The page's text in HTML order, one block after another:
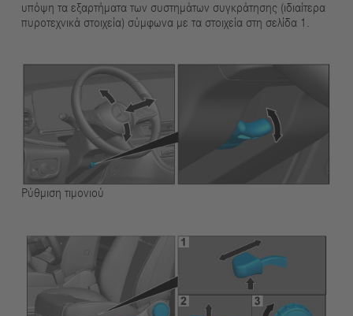
υπόψη τα εξαρτήματα των συστημάτων συγκράτησης (ιδιαίτερα
πυροτεχνικά στοιχεία) σύμφωνα με τα στοιχεία στη σελίδα 1.
Ρύθμιση τιμονιού